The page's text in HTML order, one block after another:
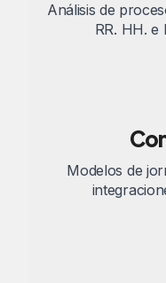
Análisis de
RR. HH. e
Modelos de